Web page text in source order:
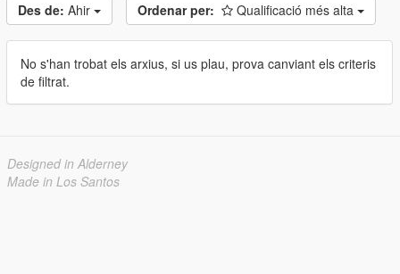
Des de: Ahir Ordenar per: Qualificació més alta
No s'han trobat els arxius, si us plau, prova canviant els criteris
de filtrat.
Designed in Alderney
Made in Los Santos